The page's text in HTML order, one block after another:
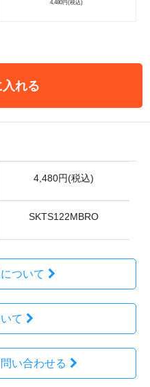
4,480円(税込)
れる
4,480円(税込)
SKTS122MBRO
ついて
て
い合わせる